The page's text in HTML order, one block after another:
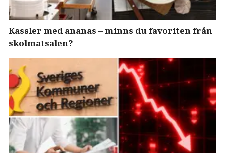
Kassler med ananas – minns du favoriten från
skolmatsalen?